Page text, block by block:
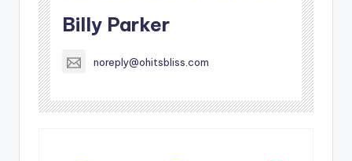
Billy Parker
noreply@ohitsbliss.com